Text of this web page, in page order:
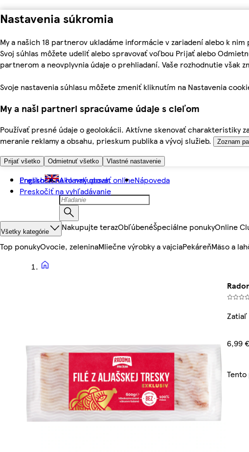
Nastavenia súkromia
My a našich 18 partnerov ukladáme informácie v zariadení alebo k
Svoj súhlas môžete udeliť alebo spravovať voľbou Prijať alebo
partnerom a neovplyvnia údaje o prehliadaní. Vaše rozhodnutie však
Svoje nastavenia súhlasu môžete zmeniť kliknutím na Nastavenia
My a naši partneri spracúvame údaje s cieľom
Používať presné údaje o geolokácii. Aktívne skenovať charakteristiky
meranie reklamy a obsahu, prieskum publika a vývoj služieb.
Zoznam
Prijať všetko Odmietnuť všetko Vlastné nastavenie
Preskočiť na hlavný obsah
Preskočiť na vyhľadávanie
English Ako nakupovať onlineNápoveda
Všetky kategórie Nakupujte terazObľúbenéŠpeciálne ponukyOnline
Top ponukyOvocie, zeleninaMliečne výrobky a vajciaPekáreňMäso a
Zatiaľ
6,99 €